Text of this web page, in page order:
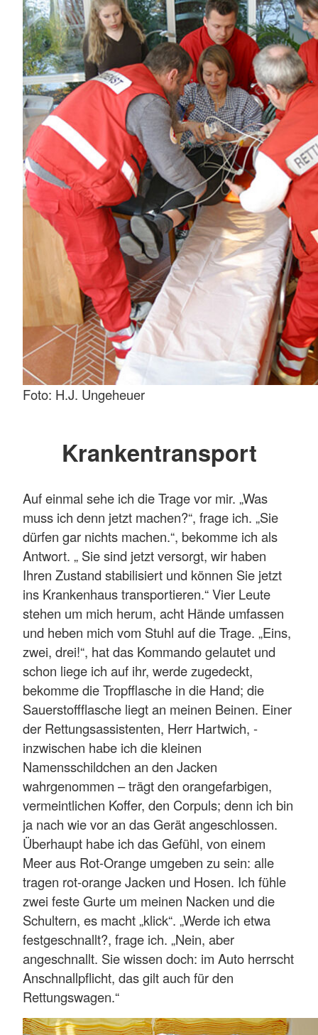
Foto: H.J. Ungeheuer
Krankentransport
Auf einmal sehe ich die Trage vor mir. „Was
muss ich denn jetzt machen?“, frage ich. „Sie
dürfen gar nichts machen.“, bekomme ich als
Antwort. „ Sie sind jetzt versorgt, wir haben
Ihren Zustand stabilisiert und können Sie jetzt
ins Krankenhaus transportieren.“ Vier Leute
stehen um mich herum, acht Hände umfassen
und heben mich vom Stuhl auf die Trage. „Eins,
zwei, drei!“, hat das Kommando gelautet und
schon liege ich auf ihr, werde zugedeckt,
bekomme die Tropfflasche in die Hand; die
Sauerstoffflasche liegt an meinen Beinen. Einer
der Rettungsassistenten, Herr Hartwich, -
inzwischen habe ich die kleinen
Namensschildchen an den Jacken
wahrgenommen – trägt den orangefarbigen,
vermeintlichen Koffer, den Corpuls; denn ich bin
ja nach wie vor an das Gerät angeschlossen.
Überhaupt habe ich das Gefühl, von einem
Meer aus Rot-Orange umgeben zu sein: alle
tragen rot-orange Jacken und Hosen. Ich fühle
zwei feste Gurte um meinen Nacken und die
Schultern, es macht „klick“. „Werde ich etwa
festgeschnallt?, frage ich. „Nein, aber
angeschnallt. Sie wissen doch: im Auto herrscht
Anschnallpflicht, das gilt auch für den
Rettungswagen.“